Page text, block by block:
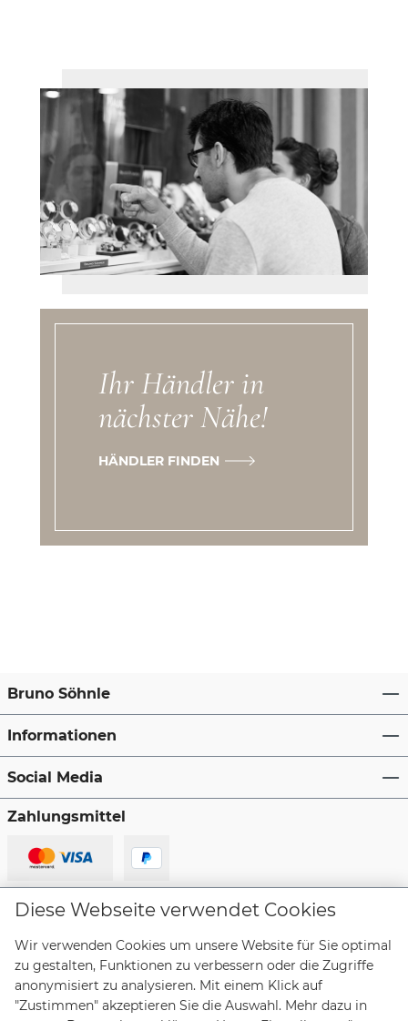
Ihr Händler in
nächster Nähe!
HÄNDLER FINDEN
Bruno Söhnle
Informationen
Social Media
Zahlungsmittel
Lieferanten
Diese Webseite verwendet Cookies
Wir verwenden Cookies um unsere Website für Sie optimal
zu gestalten, Funktionen zu verbessern oder die Zugriffe
anonymisiert zu analysieren. Mit einem Klick auf
"Zustimmen" akzeptieren Sie die Auswahl. Mehr dazu in